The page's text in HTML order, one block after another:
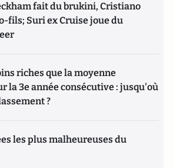
fait du brukini, Cristiano
fils; Suri ex Cruise joue du
riches que la moyenne
la 3e année consécutive : jusqu'où
?
les plus malheureuses du